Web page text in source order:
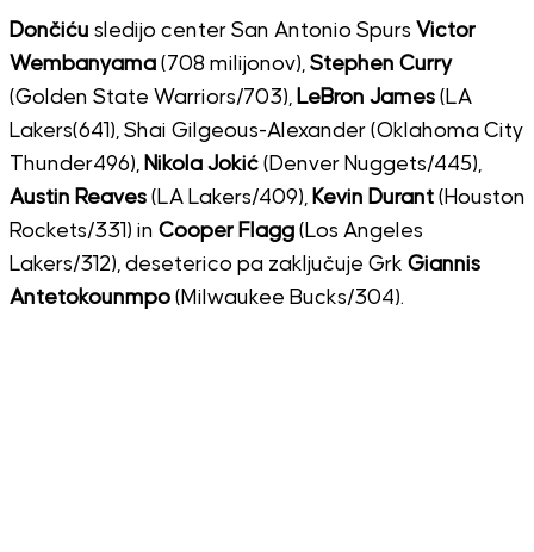
Dončiću sledijo center San Antonio Spurs Victor
Wembanyama(708 milijonov), Stephen Curry
(Golden State Warriors/703), LeBron James(LA
Lakers(641), Shai Gilgeous-Alexander (Oklahoma City
Thunder496), Nikola Jokić(Denver Nuggets/445),
Austin Reaves(LA Lakers/409), Kevin Durant(Houston
Rockets/331) in Cooper Flagg(Los Angeles
Lakers/312), deseterico pa zaključuje Grk Giannis
Antetokounmpo(Milwaukee Bucks/304).